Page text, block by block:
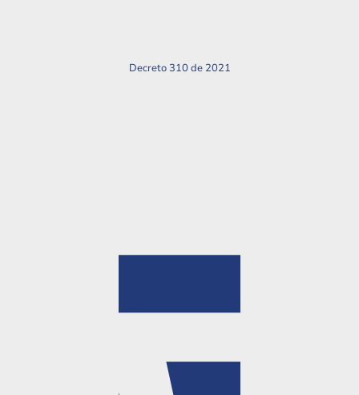
Decreto 310 de 2021